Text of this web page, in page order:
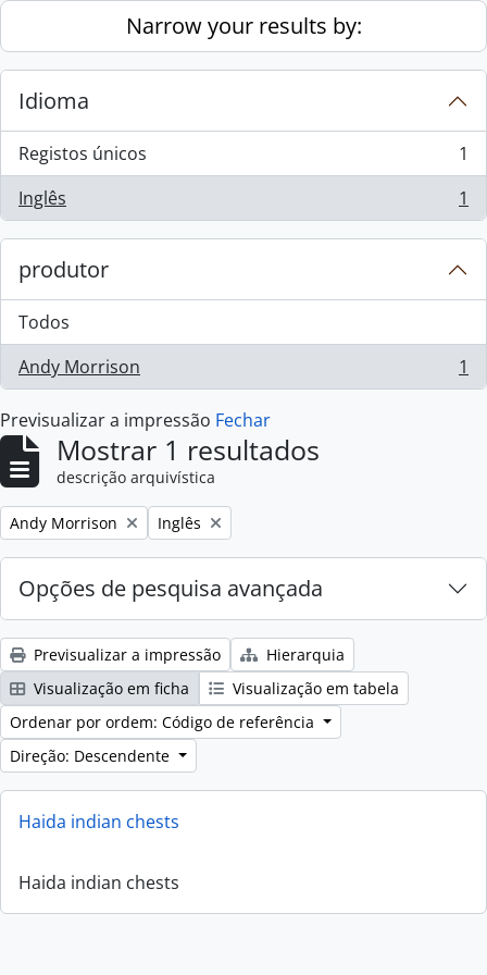
Skip to main contentNarrow your results by:
Idioma
Registos únicos
, 1 resultados
1
Inglês
, 1 resultados 1
produtor
Todos
Andy Morrison
, 1 resultados 1
Previsualizar a impressão Fechar
Mostrar 1 resultados
descrição arquivística
Remove filter:
Andy Morrison Remove filter:
Inglês
Opções de pesquisa avançada
Previsualizar a impressão
Hierarquia
Visualização em ficha
Visualização em tabela
Ordenar por ordem: Código de referência
Direção: Descendente
Haida indian chests
Haida indian chests